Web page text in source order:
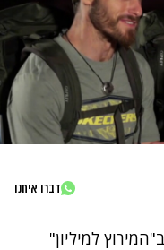
דברו איתנו
למיליון"